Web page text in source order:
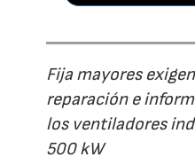
Fija mayores
reparación e
los ventiladores
500 kW